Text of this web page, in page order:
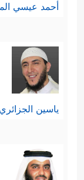
أحمد عيسي
ياسين الجزائري